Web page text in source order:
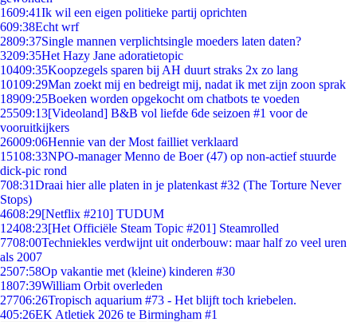
1609:41Ik wil een eigen politieke partij oprichten
609:38Echt wrf
2809:37Single mannen verplichtsingle moeders laten daten?
3209:35Het Hazy Jane adoratietopic
10409:35Koopzegels sparen bij AH duurt straks 2x zo lang
10109:29Man zoekt mij en bedreigt mij, nadat ik met zijn zoon sprak
18909:25Boeken worden opgekocht om chatbots te voeden
25509:13[Videoland] B&B vol liefde 6de seizoen #1 voor de
vooruitkijkers
26009:06Hennie van der Most failliet verklaard
15108:33NPO-manager Menno de Boer (47) op non-actief stuurde
dick-pic rond
708:31Draai hier alle platen in je platenkast #32 (The Torture Never
Stops)
4608:29[Netflix #210] TUDUM
12408:23[Het Officiële Steam Topic #201] Steamrolled
7708:00Techniekles verdwijnt uit onderbouw: maar half zo veel uren
als 2007
2507:58Op vakantie met (kleine) kinderen #30
1807:39William Orbit overleden
27706:26Tropisch aquarium #73 - Het blijft toch kriebelen.
405:26EK Atletiek 2026 te Birmingham #1